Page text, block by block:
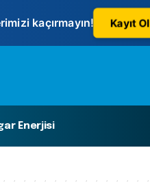
kaçırmayın! Kayıt Ol
Enerjisi